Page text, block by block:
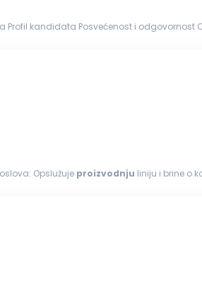
: Opis poslova: Opslužuje proizvodnju liniju i brine o